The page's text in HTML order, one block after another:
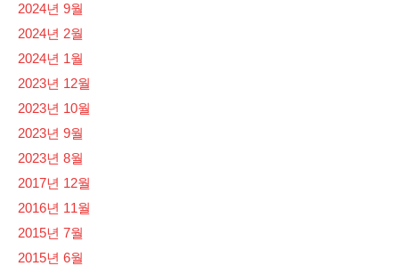
2024년 9월
2024년 2월
2024년 1월
2023년 12월
2023년 10월
2023년 9월
2023년 8월
2017년 12월
2016년 11월
2015년 7월
2015년 6월